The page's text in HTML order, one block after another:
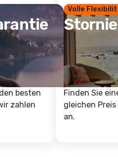
besten
zahlen
Volle
Finden Sie
gleichen
an.